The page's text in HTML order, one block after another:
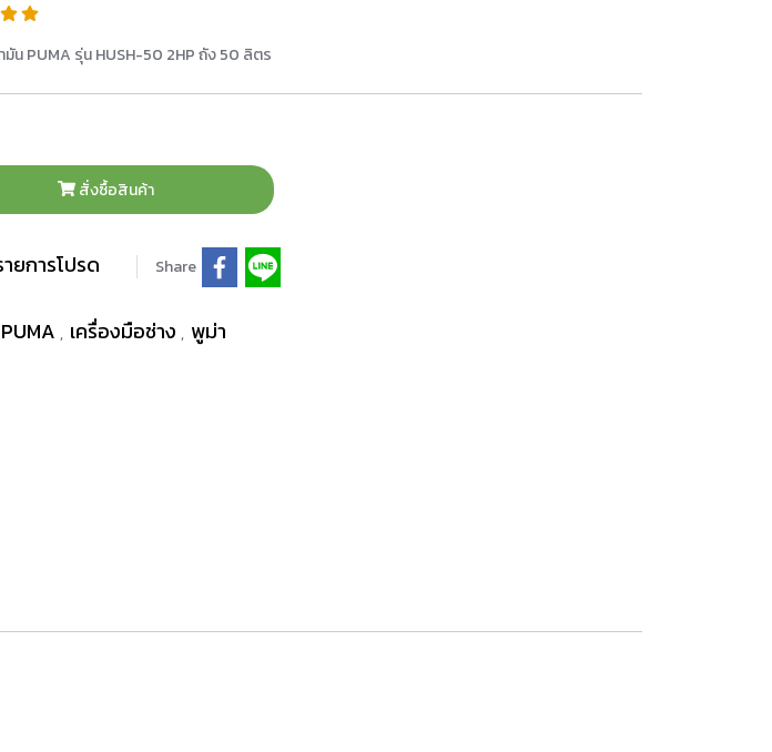
มัน PUMA รุ่น HUSH-50 2HP ถัง 50 ลิตร
สั่งซื้อสินค้า
ยการโปรด Share
PUMA , เครื่องมือช่าง , พูม่า